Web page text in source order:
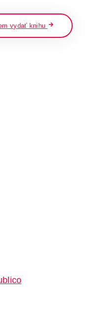
vydať knihu